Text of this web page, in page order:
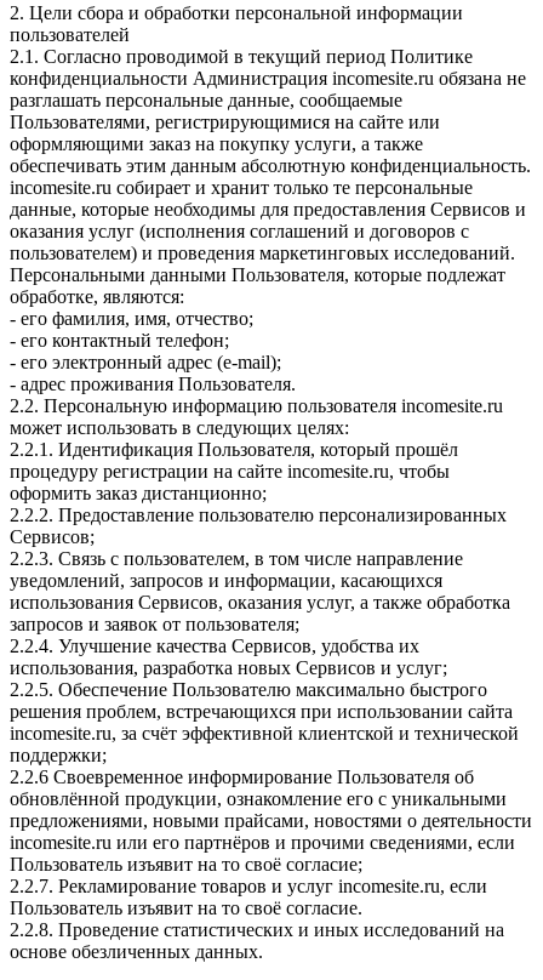
2. Цели сбора и обработки персональной информации
пользователей
2.1. Согласно проводимой в текущий период Политике
конфиденциальности Администрация incomesite.ru обязана не
разглашать персональные данные, сообщаемые
Пользователями, регистрирующимися на сайте или
оформляющими заказ на покупку услуги, а также
обеспечивать этим данным абсолютную конфиденциальность.
incomesite.ru собирает и хранит только те персональные
данные, которые необходимы для предоставления Сервисов и
оказания услуг (исполнения соглашений и договоров с
пользователем) и проведения маркетинговых исследований.
Персональными данными Пользователя, которые подлежат
обработке, являются:
- его фамилия, имя, отчество;
- его контактный телефон;
- его электронный адрес (e-mail);
- адрес проживания Пользователя.
2.2. Персональную информацию пользователя incomesite.ru
может использовать в следующих целях:
2.2.1. Идентификация Пользователя, который прошёл
процедуру регистрации на сайте incomesite.ru, чтобы
оформить заказ дистанционно;
2.2.2. Предоставление пользователю персонализированных
Сервисов;
2.2.3. Связь с пользователем, в том числе направление
уведомлений, запросов и информации, касающихся
использования Сервисов, оказания услуг, а также обработка
запросов и заявок от пользователя;
2.2.4. Улучшение качества Сервисов, удобства их
использования, разработка новых Сервисов и услуг;
2.2.5. Обеспечение Пользователю максимально быстрого
решения проблем, встречающихся при использовании сайта
incomesite.ru, за счёт эффективной клиентской и технической
поддержки;
2.2.6 Своевременное информирование Пользователя об
обновлённой продукции, ознакомление его с уникальными
предложениями, новыми прайсами, новостями о деятельности
incomesite.ru или его партнёров и прочими сведениями, если
Пользователь изъявит на то своё согласие;
2.2.7. Рекламирование товаров и услуг incomesite.ru, если
Пользователь изъявит на то своё согласие.
2.2.8. Проведение статистических и иных исследований на
основе обезличенных данных.